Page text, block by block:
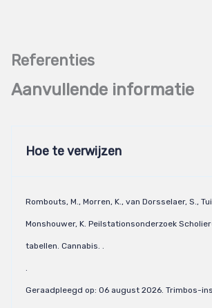
Aanvullende informatie
Hoe te verwijzen
Rombouts, M., Morren, K., van Dorsselaer, S.,
Monshouwer, K. Peilstationsonderzoek
tabellen. Cannabis. .
.
Geraadpleegd op: 06 august 2026. Trimbos-